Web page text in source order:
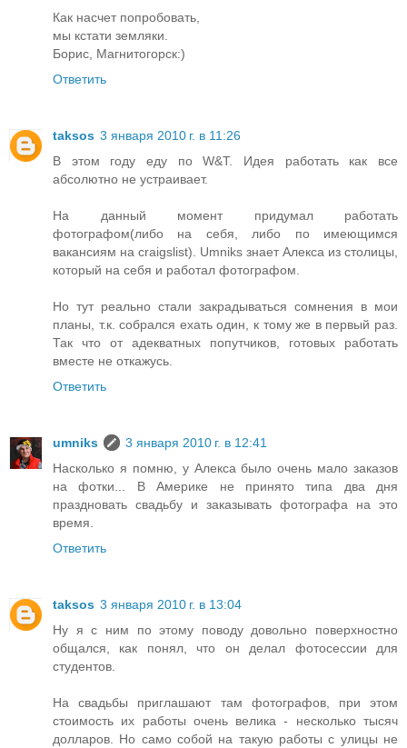
Как насчет попробовать,
мы кстати земляки.
Борис, Магнитогорск:)
Ответить
taksos 3 января 2010 г. в 11:26
В этом году еду по W&T. Идея работать как все
абсолютно не устраивает.
На данный момент придумал работать
фотографом(либо на себя, либо по имеющимся
вакансиям на craigslist). Umniks знает Алекса из столицы,
который на себя и работал фотографом.
Но тут реально стали закрадываться сомнения в мои
планы, т.к. собрался ехать один, к тому же в первый раз.
Так что от адекватных попутчиков, готовых работать
вместе не откажусь.
Ответить
umniks
3 января 2010 г. в 12:41
Насколько я помню, у Алекса было очень мало заказов
на фотки... В Америке не принято типа два дня
праздновать свадьбу и заказывать фотографа на это
время.
Ответить
taksos 3 января 2010 г. в 13:04
Ну я с ним по этому поводу довольно поверхностно
общался, как понял, что он делал фотосессии для
студентов.
На свадьбы приглашают там фотографов, при этом
стоимость их работы очень велика - несколько тысяч
долларов. Но само собой на такую работы с улицы не